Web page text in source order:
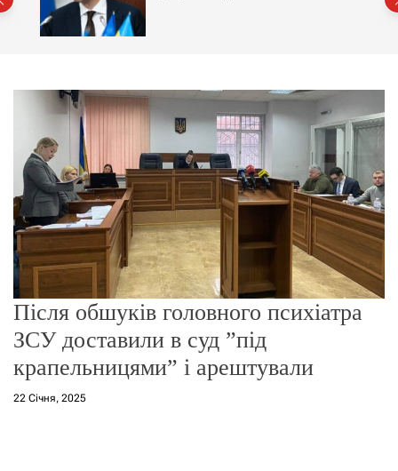
г
р
е
ж
и
м
у
Після обшуків головного психіатра
ЗСУ доставили в суд ”під
крапельницями” і арештували
22 Січня, 2025